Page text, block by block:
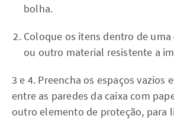
bolha.
Coloque os itens dentro de uma
ou outro material resistente a
3 e 4. Preencha os espaços vazios
entre as paredes da caixa com
outro elemento de proteção, para